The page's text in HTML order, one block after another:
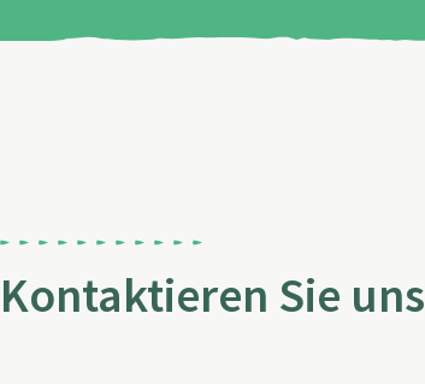
Kontaktieren Sie uns